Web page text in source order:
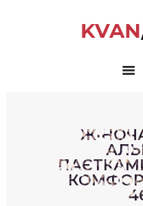
ГОЛОВНА
ПРО НАС
БЛОГ
КОНТАКТИ